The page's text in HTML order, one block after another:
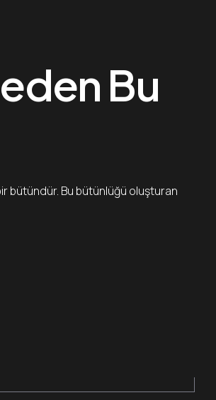
Bu
bütündür. Bu bütünlüğü oluşturan